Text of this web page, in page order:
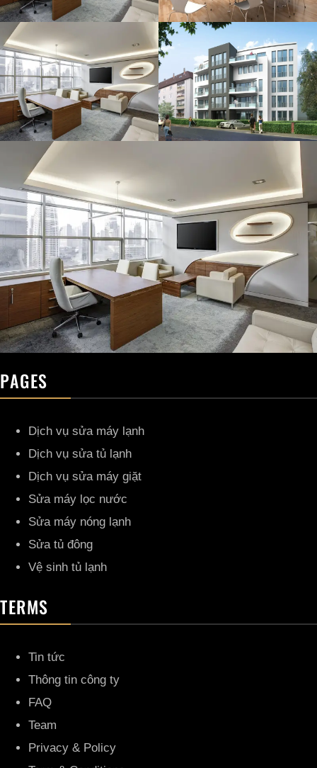
PAGES
Dịch vụ sửa máy lạnh
Dịch vụ sửa tủ lạnh
Dịch vụ sửa máy giặt
Sửa máy lọc nước
Sửa máy nóng lạnh
Sửa tủ đông
Vệ sinh tủ lạnh
TERMS
Tin tức
Thông tin công ty
FAQ
Team
Privacy & Policy